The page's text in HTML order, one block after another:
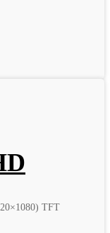
TFT